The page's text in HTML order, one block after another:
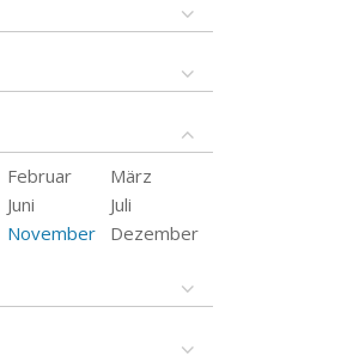
Februar
März
Juni
Juli
November Dezember